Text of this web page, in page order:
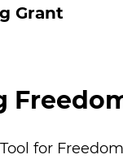
Grant
for